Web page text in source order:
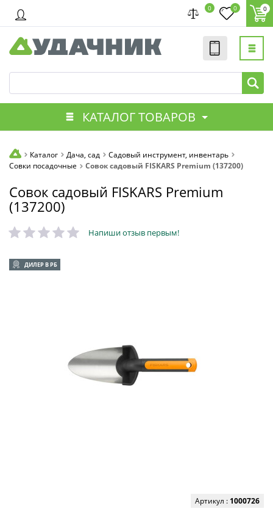
0 0 0
КАТАЛОГ ТОВАРОВ
Каталог Дача, сад
Садовый инструмент, инвентарь
Совки посадочные
Совок садовый FISKARS Premium (137200)
Совок садовый FISKARS Premium
(137200)
Напиши отзыв первым!
ДИЛЕР В РБ
Артикул : 1000726